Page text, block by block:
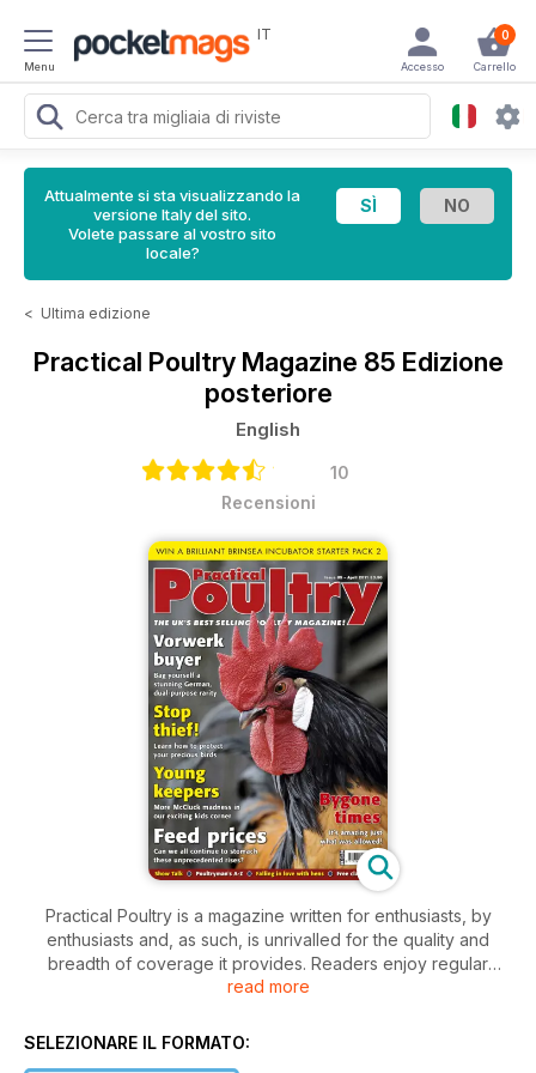
Menu
IT 0
Carrello
Accesso
Attualmente si sta visualizzando la
versione Italy del sito.
Volete passare al vostro sito
locale?
< Ultima edizione
Practical Poultry Magazine 85 Edizione
posteriore
English
10
Recensioni
Practical Poultry is a magazine written for enthusiasts, by
enthusiasts and, as such, is unrivalled for the quality and
breadth of coverage it provides. Readers enjoy regular
articles about everything from housing and runs to moulting
experienced fanciers, an essential Q&A section and delicious
read more
SELEZIONARE IL FORMATO: